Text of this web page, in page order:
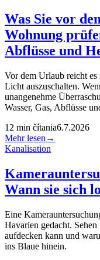
Was Sie vor
Wohnung
Abflüsse und
Vor dem Urlaub reicht
Licht auszuschalten.
unangenehme
Wasser, Gas, Abflüsse
12 min čítania6.7.2026
Mehr lesen →
Kanalisation
Wann sie sich
Eine
Havarien gedacht.
aufdecken kann und
ins Blaue hinein.